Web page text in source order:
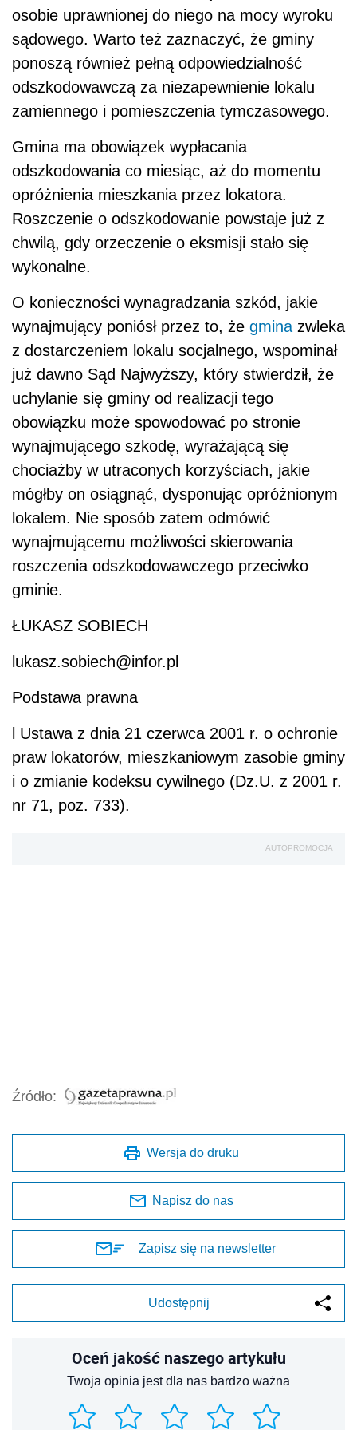
osobie uprawnionej do niego na mocy wyroku
sądowego. Warto też zaznaczyć, że gminy
ponoszą również pełną odpowiedzialność
odszkodowawczą za niezapewnienie lokalu
zamiennego i pomieszczenia tymczasowego.
Gmina ma obowiązek wypłacania
odszkodowania co miesiąc, aż do momentu
opróżnienia mieszkania przez lokatora.
Roszczenie o odszkodowanie powstaje już z
chwilą, gdy orzeczenie o eksmisji stało się
wykonalne.
O konieczności wynagradzania szkód, jakie
wynajmujący poniósł przez to, że gmina zwleka
z dostarczeniem lokalu socjalnego, wspominał
już dawno Sąd Najwyższy, który stwierdził, że
uchylanie się gminy od realizacji tego
obowiązku może spowodować po stronie
wynajmującego szkodę, wyrażającą się
chociażby w utraconych korzyściach, jakie
mógłby on osiągnąć, dysponując opróżnionym
lokalem. Nie sposób zatem odmówić
wynajmującemu możliwości skierowania
roszczenia odszkodowawczego przeciwko
gminie.
ŁUKASZ SOBIECH
lukasz.sobiech@infor.pl
Podstawa prawna
Ustawa z dnia 21 czerwca 2001 r. o ochronie
praw lokatorów, mieszkaniowym zasobie gminy
i o zmianie kodeksu cywilnego (Dz.U. z 2001 r.
nr 71, poz. 733).
AUTOPROMOCJA
Źródło:
Wersja do druku
Napisz do nas
Zapisz się na newsletter
Udostępnij
Oceń jakość naszego artykułu
Twoja opinia jest dla nas bardzo ważna